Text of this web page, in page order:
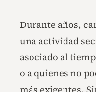
Durante años,
una actividad
asociado al
o a quienes no
más exigentes.